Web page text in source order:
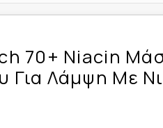
70+ Niacin
Για Λάμψη Με